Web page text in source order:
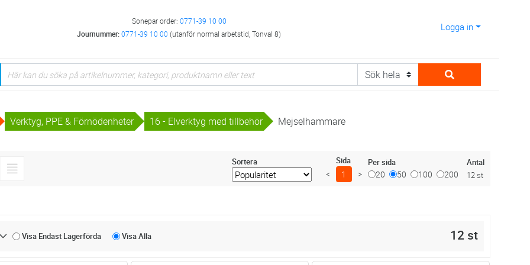
Sonepar order: 0771-39 10 00
Journummer:0771-39 10 00 (utanför normal arbetstid, Tonval 8)
Logga in
Verktyg, PPE & Förnödenheter 16 - Elverktyg med tillbehör Mejselhammare
Sortera Sida
< 1 >
Per sida
20 50 100 200
Antal
12 st
Visa Endast Lagerförda VisaAlla 12 st